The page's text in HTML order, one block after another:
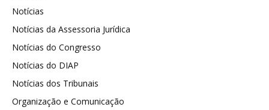
Notícias
Notícias da Assessoria Jurídica
Notícias do Congresso
Notícias do DIAP
Notícias dos Tribunais
Organização e Comunicação